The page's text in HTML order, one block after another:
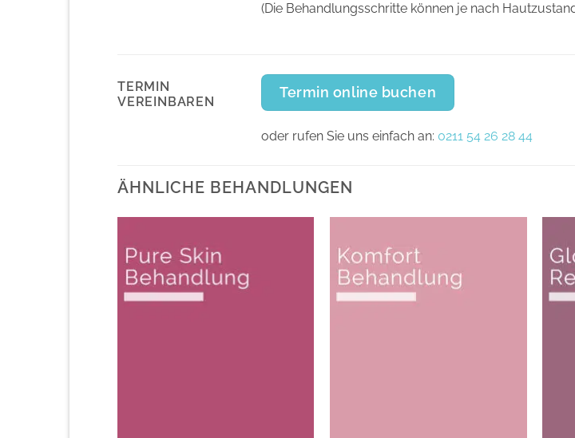
(Die Behandlungsschritte können je nach
TERMIN
VEREINBAREN
Termin online buchen
oder rufen Sie uns einfach an: 0211 54 26 28 44
ÄHNLICHE BEHANDLUNGEN